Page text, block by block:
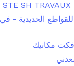
STE SH
الحديدية - في
مكانيك